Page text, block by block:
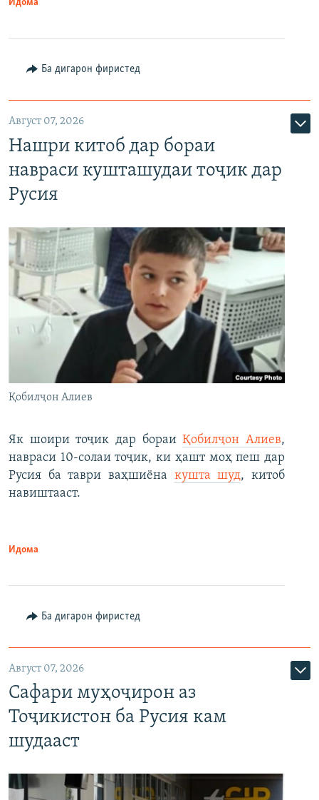
Идома
Ба дигарон фиристед
Август 07, 2026
Нашри китоб дар бораи
навраси кушташудаи тоҷик дар
Русия
Қобилҷон Алиев
Як шоири тоҷик дар бораиҚобилҷон Алиев,
навраси 10-солаи тоҷик, ки ҳашт моҳ пеш дар
Русия ба таври ваҳшиёна кушта шуд, китоб
навиштааст.
Идома
Ба дигарон фиристед
Август 07, 2026
Сафари муҳоҷирон аз
Тоҷикистон ба Русия кам
шудааст